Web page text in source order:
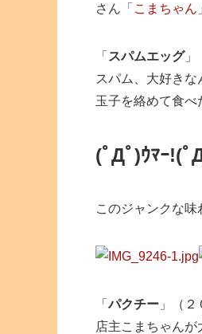
さん「 こまちゃん
「 スパムエッグ」
スパム、大好きな
玉子を絡めて食べ
(ﾟДﾟ)ｳﾏｰ!(ﾟ
このジャンクな味
「パクチー 」（２
店主こまちゃんが